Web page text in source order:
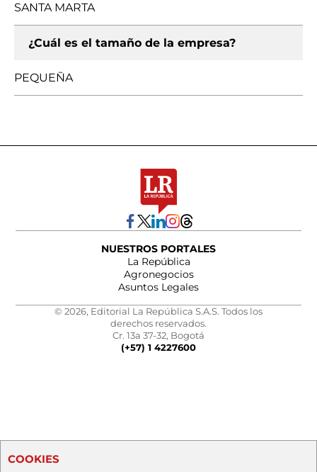
SANTA MARTA
¿Cuál es el tamaño de la empresa?
PEQUEÑA
NUESTROS PORTALES
La República
Agronegocios
Asuntos Legales
© 2026, Editorial La República S.A.S. Todos los
derechos reservados.
Cr. 13a 37-32, Bogotá
(+57) 1 4227600
COOKIES